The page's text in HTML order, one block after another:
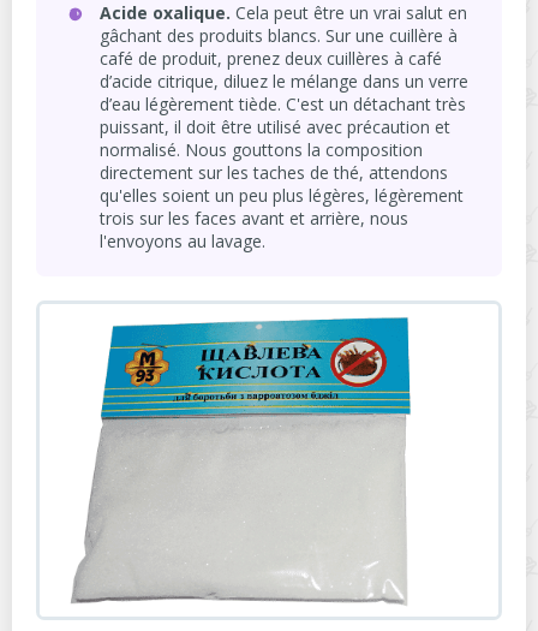
Acide oxalique. Cela peut être un vrai salut en
gâchant des produits blancs. Sur une cuillère à
café de produit, prenez deux cuillères à café
d’acide citrique, diluez le mélange dans un verre
d’eau légèrement tiède. C'est un détachant très
puissant, il doit être utilisé avec précaution et
normalisé. Nous gouttons la composition
directement sur les taches de thé, attendons
qu'elles soient un peu plus légères, légèrement
trois sur les faces avant et arrière, nous
l'envoyons au lavage.